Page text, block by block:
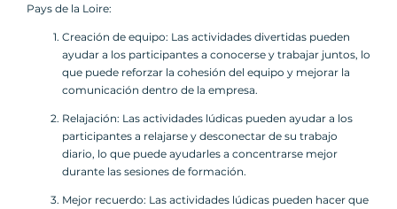
Pays de la Loire:
Creación de equipo: Las actividades divertidas pueden
ayudar a los participantes a conocerse y trabajar juntos, lo
que puede reforzar la cohesión del equipo y mejorar la
comunicación dentro de la empresa.
Relajación: Las actividades lúdicas pueden ayudar a los
participantes a relajarse y desconectar de su trabajo
diario, lo que puede ayudarles a concentrarse mejor
durante las sesiones de formación.
Mejor recuerdo: Las actividades lúdicas pueden hacer que